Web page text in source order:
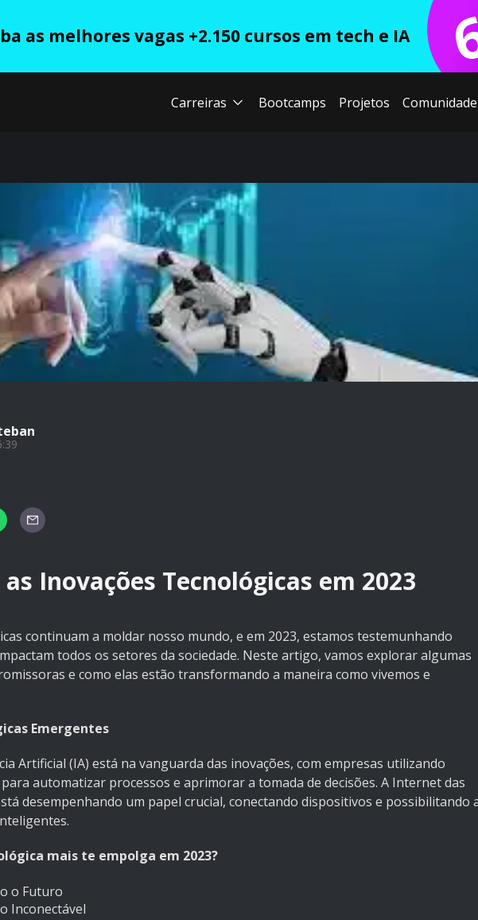
as melhores vagas +2.150 cursos em tech e IA
Carreiras Bootcamps Projetos Comunidade
Inovações Tecnológicas em 2023
continuam a moldar nosso mundo, e em 2023, estamos testemunhando
todos os setores da sociedade. Neste artigo, vamos explorar algumas
e como elas estão transformando a maneira como vivemos e
Emergentes
Artificial (IA) está na vanguarda das inovações, com empresas utilizando
automatizar processos e aprimorar a tomada de decisões. A Internet das
desempenhando um papel crucial, conectando dispositivos e possibilitando
mais te empolga em 2023?
o Futuro
Inconectável